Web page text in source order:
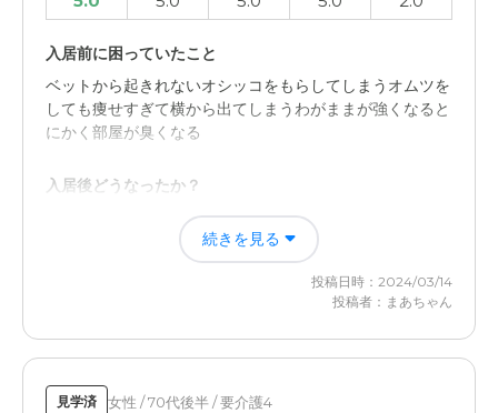
入居前に困っていたこと
ベットから起きれないオシッコをもらしてしまうオムツを
しても痩せすぎて横から出てしまうわがままが強くなると
にかく部屋が臭くなる
入居後どうなったか？
まず部屋を片付けて畳みを取り替え次に使う部屋だったの
でやっと綺麗にできた私はとしおりを、4人抱えていたの
でやる事がつぎから次へとあった
たりと助かりましたと。ても良い施設です。
続きを見る
投稿日時：2024/03/14
投稿者：まあちゃん
見学済 女性 / 70代後半 / 要介護4